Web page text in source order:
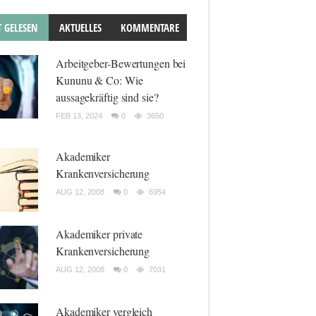
GELESEN AKTUELLES KOMMENTARE
Arbeitgeber-Bewertungen bei
Kununu & Co: Wie
aussagekräftig sind sie?
FEB 13, 2024 0 3650
Akademiker
Krankenversicherung
AUG 12, 2008 0 6954
Akademiker private
Krankenversicherung
AUG 12, 2008 0 7031
Akademiker vergleich